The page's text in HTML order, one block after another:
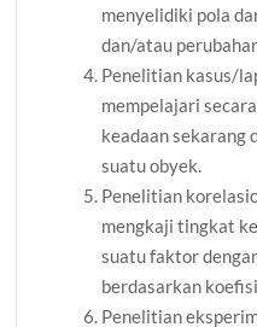
menyelidiki pola
dan/atau
Penelitian kasus/
mempelajari
keadaan sekarang
suatu obyek.
Penelitian
mengkaji tingkat
suatu faktor
berdasarkan
Penelitian